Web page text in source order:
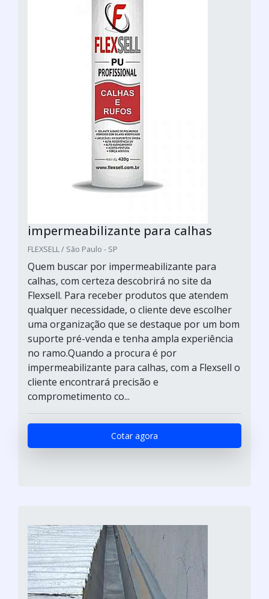
impermeabilizante para calhas
FLEXSELL / São Paulo - SP
Quem buscar por impermeabilizante para
calhas, com certeza descobrirá no site da
Flexsell. Para receber produtos que atendem
qualquer necessidade, o cliente deve escolher
uma organização que se destaque por um bom
suporte pré-venda e tenha ampla experiência
no ramo.Quando a procura é por
impermeabilizante para calhas, com a Flexsell o
cliente encontrará precisão e
comprometimento co...
Cotar agora